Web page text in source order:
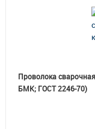
Проволока
БМК; ГОСТ 2246-70)